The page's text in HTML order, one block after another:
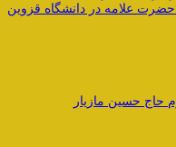
علامه در دانشگاه قزوین
حاج حسین مازیار